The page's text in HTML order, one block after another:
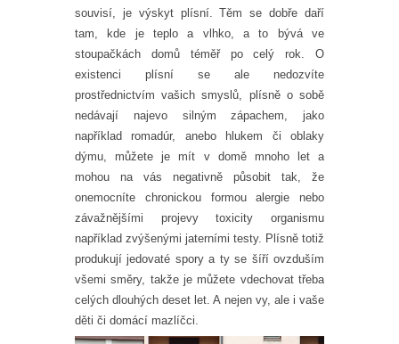
souvisí, je výskyt plísní. Těm se dobře daří
tam, kde je teplo a vlhko, a to bývá ve
stoupačkách domů téměř po celý rok. O
existenci plísní se ale nedozvíte
prostřednictvím vašich smyslů, plísně o sobě
nedávají najevo silným zápachem, jako
například romadúr, anebo hlukem či oblaky
dýmu, můžete je mít v domě mnoho let a
mohou na vás negativně působit tak, že
onemocníte chronickou formou alergie nebo
závažnějšími projevy toxicity organismu
například zvýšenými jaterními testy. Plísně totiž
produkují jedovaté spory a ty se šíří ovzduším
všemi směry, takže je můžete vdechovat třeba
celých dlouhých deset let. A nejen vy, ale i vaše
děti či domácí mazlíčci.